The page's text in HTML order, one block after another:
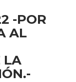
-POR
AL
LA